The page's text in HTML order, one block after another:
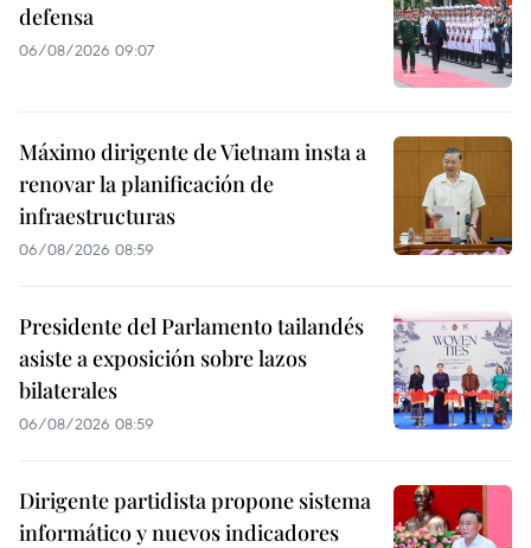
defensa
06/08/2026 09:07
Máximo dirigente de Vietnam insta a
renovar la planificación de
infraestructuras
06/08/2026 08:59
Presidente del Parlamento tailandés
asiste a exposición sobre lazos
bilaterales
06/08/2026 08:59
Dirigente partidista propone sistema
informático y nuevos indicadores